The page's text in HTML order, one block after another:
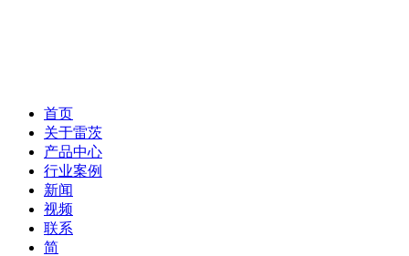
首页
关于雷茨
产品中心
行业案例
新闻
视频
联系
简